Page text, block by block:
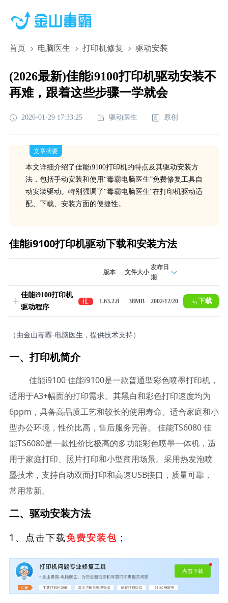
首页 电脑医生 打印机修复 驱动安装
(2026最新)佳能i9100打印机驱动安装不
再难，跟着这些步骤一学就会
2026-01-29 17:33:25 驱动医生 原创
文章摘要
本文详细介绍了佳能i9100打印机的特点及其驱动安装方
法，包括手动安装和使用“毒霸电脑医生”免费修复工具自
动安装驱动。特别强调了“毒霸电脑医生”在打印机驱动适
配、下载、安装方面的便捷性。
佳能i9100打印机驱动下载和安装方法
版本 文件大小
发布日
期
佳能i9100打印机
驱动程序
推
荐
1.63.2.8 38MB 2002/12/20 下载
（由金山毒霸-电脑医生，提供技术支持）
一、打印机简介
佳能i9100 佳能i9100是一款普通型彩色喷墨打印机，
适用于A3+幅面的打印需求。其黑白和彩色打印速度均为
6ppm，具备高品质工艺和较长的使用寿命。适合家庭和小
型办公环境，性价比高，售后服务完善。 佳能TS6080 佳
能TS6080是一款性价比极高的多功能彩色喷墨一体机，适
用于家庭打印、照片打印和小型商用场景。采用热发泡喷
墨技术，支持自动双面打印和高速USB接口，质量可靠，
常用常新。
二、驱动安装方法
1、点击下载免费安装包 ；